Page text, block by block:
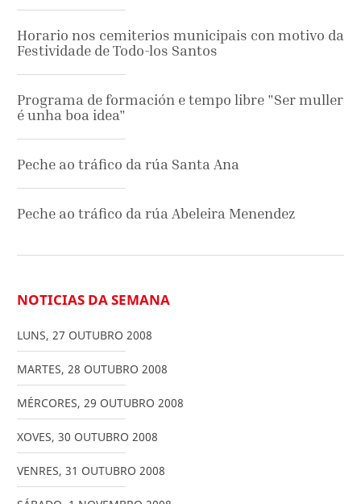
Horario nos cemiterios municipais con motivo da
Festividade de Todo-los Santos
Programa de formación e tempo libre "Ser muller
é unha boa idea"
Peche ao tráfico da rúa Santa Ana
Peche ao tráfico da rúa Abeleira Menendez
NOTICIAS DA SEMANA
LUNS, 27 OUTUBRO 2008
MARTES, 28 OUTUBRO 2008
MÉRCORES, 29 OUTUBRO 2008
XOVES, 30 OUTUBRO 2008
VENRES, 31 OUTUBRO 2008